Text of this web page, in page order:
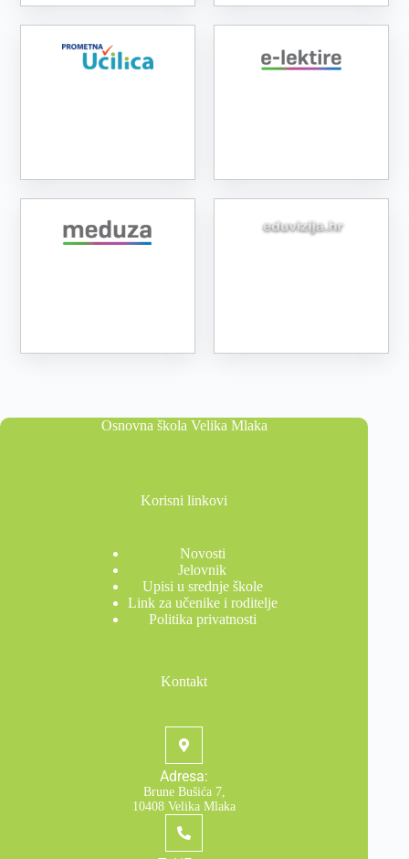
Osnovna škola Velika Mlaka
Korisni linkovi
Novosti
Jelovnik
Upisi u srednje škole
Link za učenike i roditelje
Politika privatnosti
Kontakt
Adresa:
Brune Bušića 7,
10408 Velika Mlaka